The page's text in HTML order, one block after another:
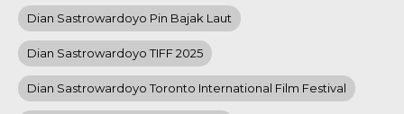
Dian Sastrowardoyo Pin Bajak Laut
Dian Sastrowardoyo TIFF 2025
Dian Sastrowardoyo Toronto International Film Festival